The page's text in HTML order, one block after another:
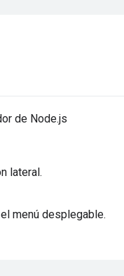
de Node.js
lateral.
menú desplegable.